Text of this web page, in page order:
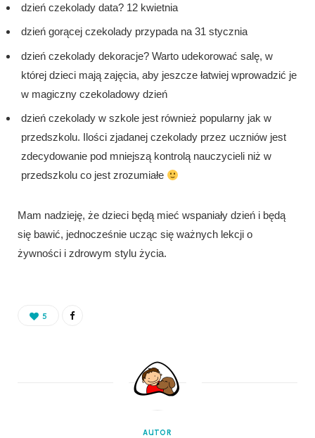
dzień czekolady data? 12 kwietnia
dzień gorącej czekolady przypada na 31 stycznia
dzień czekolady dekoracje? Warto udekorować salę, w
której dzieci mają zajęcia, aby jeszcze łatwiej wprowadzić je
w magiczny czekoladowy dzień
dzień czekolady w szkole jest również popularny jak w
przedszkolu. Ilości zjadanej czekolady przez uczniów jest
zdecydowanie pod mniejszą kontrolą nauczycieli niż w
przedszkolu co jest zrozumiałe
Mam nadzieję, że dzieci będą mieć wspaniały dzień i będą
się bawić, jednocześnie ucząc się ważnych lekcji o
żywności i zdrowym stylu życia.
5
AUTOR